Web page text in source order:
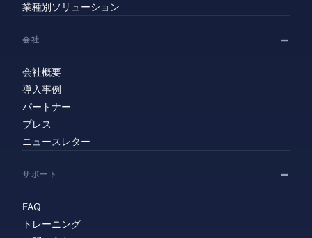
業種別ソリューション
会社
会社概要
導入事例
パートナー
プレス
ニュースレター
サポート
FAQ
トレーニング